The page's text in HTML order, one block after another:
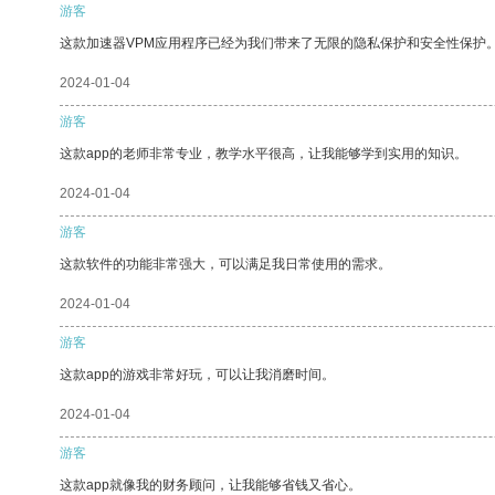
游客
这款加速器VPM应用程序已经为我们带来了无限的隐私保护和安全性保护
2024-01-04
游客
这款app的老师非常专业，教学水平很高，让我能够学到实用的知识。
2024-01-04
游客
这款软件的功能非常强大，可以满足我日常使用的需求。
2024-01-04
游客
这款app的游戏非常好玩，可以让我消磨时间。
2024-01-04
游客
这款app就像我的财务顾问，让我能够省钱又省心。